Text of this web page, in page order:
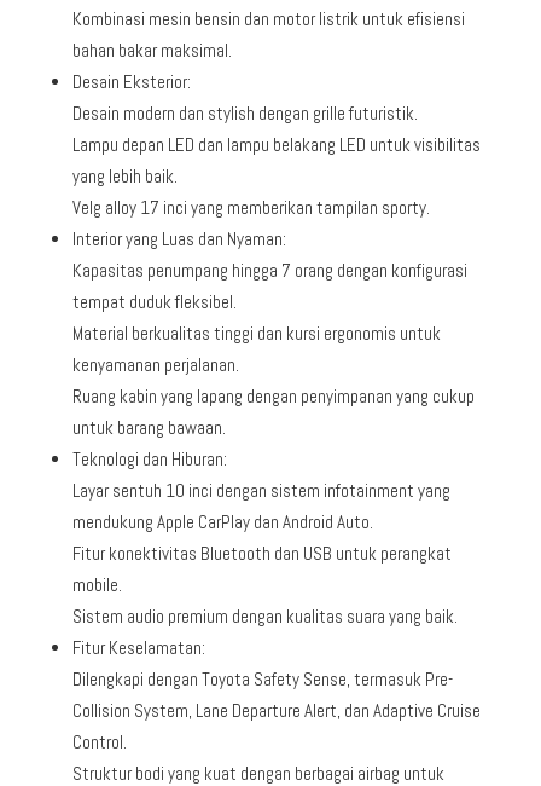
Kombinasi mesin bensin dan motor listrik untuk efisiensi
bahan bakar maksimal.
Desain Eksterior:
Desain modern dan stylish dengan grille futuristik.
Lampu depan LED dan lampu belakang LED untuk visibilitas
yang lebih baik.
Velg alloy 17 inci yang memberikan tampilan sporty.
Interior yang Luas dan Nyaman:
Kapasitas penumpang hingga 7 orang dengan konfigurasi
tempat duduk fleksibel.
Material berkualitas tinggi dan kursi ergonomis untuk
kenyamanan perjalanan.
Ruang kabin yang lapang dengan penyimpanan yang cukup
untuk barang bawaan.
Teknologi dan Hiburan:
Layar sentuh 10 inci dengan sistem infotainment yang
mendukung Apple CarPlay dan Android Auto.
Fitur konektivitas Bluetooth dan USB untuk perangkat
mobile.
Sistem audio premium dengan kualitas suara yang baik.
Fitur Keselamatan:
Dilengkapi dengan Toyota Safety Sense, termasuk Pre-
Collision System, Lane Departure Alert, dan Adaptive Cruise
Control.
Struktur bodi yang kuat dengan berbagai airbag untuk